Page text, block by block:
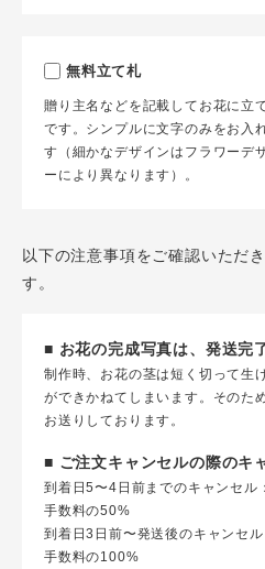
無料立て札
贈り主名などを記載してお花に立
です。シンプルに文字のみをお入
す（細かなデザインはフラワーデ
ーにより異なります）。
以下の注意事項をご確認いただ
す。
■ お花の完成写真は、発送完
制作時、お花の茎は短く切って生
ができかねてしまいます。そのた
お送りしております。
■ ご注文キャンセルの際のキ
到着日5〜4日前までのキャンセル
手数料の50%
到着日3日前〜発送後のキャンセ
手数料の100%